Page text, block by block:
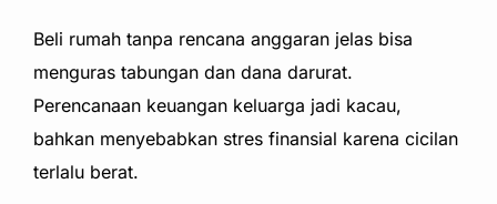
Beli rumah tanpa rencana anggaran jelas bisa
menguras tabungan dan dana darurat.
Perencanaan keuangan keluarga jadi kacau,
bahkan menyebabkan stres finansial karena cicilan
terlalu berat.